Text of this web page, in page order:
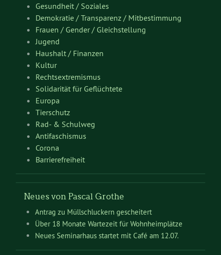
Gesundheit / Soziales
Demokratie / Transparenz / Mitbestimmung
Frauen / Gender / Gleichstellung
Jugend
Haushalt / Finanzen
Kultur
Rechtsextremismus
Solidarität für Geflüchtete
Europa
Tierschutz
Rad- & Schulweg
Antifaschismus
Corona
Barrierefreiheit
Neues von Pascal Grothe
Antrag zu Müllschluckern gescheitert
Über 18 Monate Wartezeit für Wohnheimplätze
Neues Seminarhaus startet mit Café am 12.07.